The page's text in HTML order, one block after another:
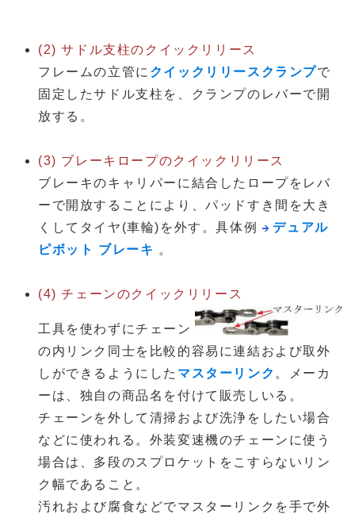
(2) サドル支柱のクイックリリース
フレームの立管に クイックリリースクランプで
固定したサドル支柱を、クランプのレバーで開
放する。
(3) ブレーキロープのクイックリリース
ブレーキのキャリパーに結合したロープをレバ
ーで開放することにより、パッドすき間を大き
くしてタイヤ(車輪)を外す。具体例
デュアル
ピボット ブレーキ 。
(4) チェーンのクイックリリース
工具を使わずにチェーン
の内リンク同士を比較的容易に連結および取外
しができるようにした マスターリンク 。メーカ
ーは、独自の商品名を付けて販売しいる。
チェーンを外して清掃および洗浄をしたい場合
などに使われる。外装変速機のチェーンに使う
場合は、多段のスプロケットをこすらないリン
ク幅であること。
汚れおよび腐食などでマスターリンクを手で外